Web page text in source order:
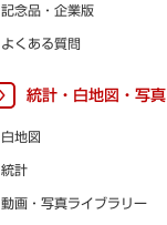
記念品・企業版
よくある質問
統計・白地図・写真
白地図
統計
動画・写真ライブラリー